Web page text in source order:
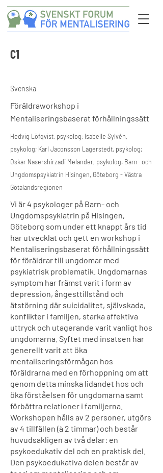
C1
Svenska
Föräldraworkshop i
Mentaliseringsbaserat förhållningssätt
Hedvig Löfqvist, psykolog; Isabelle Sylvén,
psykolog; Karl Jaconsson Lagerstedt, psykolog;
Oskar Nasershirzadi Melander, psykolog. Barn- och
Ungdomspsykiatrin Hisingen, Göteborg - Västra
Götalandsregionen
Vi är 4 psykologer på Barn- och
Ungdomspsykiatrin på Hisingen,
Göteborg som under ett knappt års tid
har utvecklat och gett en workshop i
Mentaliseringsbaserat förhållningssätt
för föräldrar till ungdomar med
psykiatrisk problematik. Ungdomarnas
symptom har främst varit i form av
depression, ångesttillstånd och
ätstörning där suicidalitet, självskada,
konflikter i familjen, starka affektiva
uttryck och utagerande varit vanligt hos
ungdomarna. Syftet med insatsen har
generellt varit att öka
mentaliseringsförmågan hos
föräldrarna med en förhoppning om att
genom detta minska lidandet hos och
öka förståelsen för ungdomarna samt
förbättra relationer i familjerna.
Workshopen hålls av 2 personer, utgörs
av 4 tillfällen (à 2 timmar) och består
huvudsakligen av två delar: en
psykoedukativ del och en praktisk del.
Den psykoedukativa delen består av